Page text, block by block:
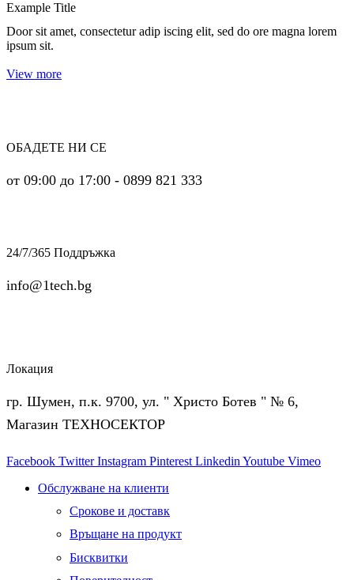
Example Title
Door sit amet, consectetur adip iscing elit, sed do ore magna lorem
ipsum sit.
View more
ОБАДЕТЕ НИ СЕ
от 09:00 до 17:00 - 0899 821 333
24/7/365 Поддръжка
info@1tech.bg
Локация
гр. Шумен, п.к. 9700, ул. " Христо Ботев " № 6,
Магазин ТЕХНОСЕКТОР
Facebook Twitter Instagram Pinterest Linkedin Youtube Vimeo
Обслужване на клиенти
Срокове и доставк
Връщане на продукт
Бисквитки